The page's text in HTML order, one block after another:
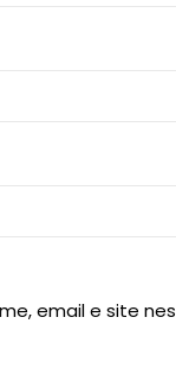
email e site